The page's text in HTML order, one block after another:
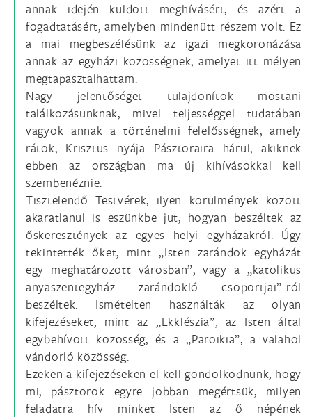
annak idején küldött meghívásért, és azért a
fogadtatásért, amelyben mindenütt részem volt. Ez
a mai megbeszélésünk az igazi megkoronázása
annak az egyházi közösségnek, amelyet itt mélyen
megtapasztalhattam.
Nagy jelentőséget tulajdonítok mostani
találkozásunknak, mivel teljességgel tudatában
vagyok annak a történelmi felelősségnek, amely
rátok, Krisztus nyája Pásztoraira hárul, akiknek
ebben az országban ma új kihívásokkal kell
szembenéznie.
Tisztelendő Testvérek, ilyen körülmények között
akaratlanul is eszünkbe jut, hogyan beszéltek az
őskeresztények az egyes helyi egyházakról. Úgy
tekintették őket, mint „Isten zarándok egyházát
egy meghatározott városban”, vagy a „katolikus
anyaszentegyház zarándokló csoportjai”-ról
beszéltek. Ismételten használták az olyan
kifejezéseket, mint az „Ekklészia”, az Isten által
egybehívott közösség, és a „Paroikia”, a valahol
vándorló közösség.
Ezeken a kifejezéseken el kell gondolkodnunk, hogy
mi, pásztorok egyre jobban megértsük, milyen
feladatra hív minket Isten az ő népének